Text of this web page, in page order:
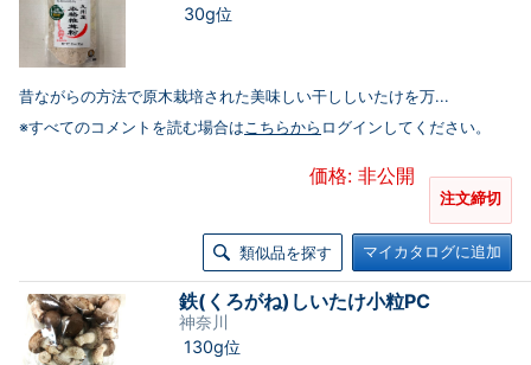
30g位
昔ながらの方法で原木栽培された美味しい干ししいたけを万...
※すべてのコメントを読む場合はこちらから ログインしてください。
価格: 非公開
注文締切
類似品を探す マイカタログに追加
鉄(くろがね)しいたけ小粒PC
神奈川
130g位